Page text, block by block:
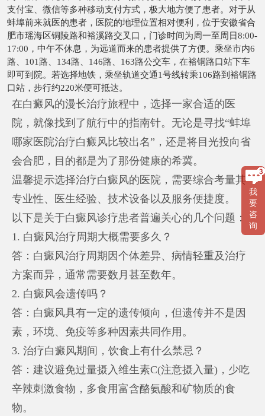
支付宝、微信等多种移动支付方式，极大地方便了患者。对于从
蚌埠前来就医的患者，医院的地理位置相对便利，位于安徽省合
肥市瑶海区铜陵路和裕溪路交叉口，门诊时间为周一至周日8:00-
17:00，中午不休息，为远道而来的患者提供了方便。乘坐市内6
路、101路、134路、146路、163路公交车，在裕铜路口站下车
即可到院。若选择地铁，乘坐轨道交通1号线转乘106路到裕铜路
口站，步行约220米便可抵达。
在白癜风的漫长治疗旅程中，选择一家合适的医
院，就像找到了航行中的指南针。无论是寻找“蚌埠
哪家医院治疗白癜风比较出名”，还是将目光投向省
会合肥，目的都是为了那份健康的希冀。
温馨提示选择治疗白癜风的医院，需要综合考量其
专业性、医生经验、技术设备以及服务便捷度。
以下是关于白癜风诊疗患者普遍关心的几个问题：
1. 白癜风治疗周期大概需要多久？
答：白癜风治疗周期因个体差异、病情轻重及治疗
方案而异，通常需要数月甚至数年。
2. 白癜风会遗传吗？
答：白癜风具有一定的遗传倾向，但遗传并不是因
素，环境、免疫等多种因素共同作用。
3. 治疗白癜风期间，饮食上有什么禁忌？
答：建议避免过量摄入维生素C(注意摄入量)，少吃
辛辣刺激食物，多食用富含酪氨酸和矿物质的食
物。
我
要
咨
询